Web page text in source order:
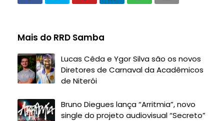
Mais do RRD Samba
Lucas Cêda e Ygor Silva são os novos
Diretores de Carnaval da Acadêmicos
de Niterói
Bruno Diegues lança “Arritmia”, novo
single do projeto audiovisual “Secreto”